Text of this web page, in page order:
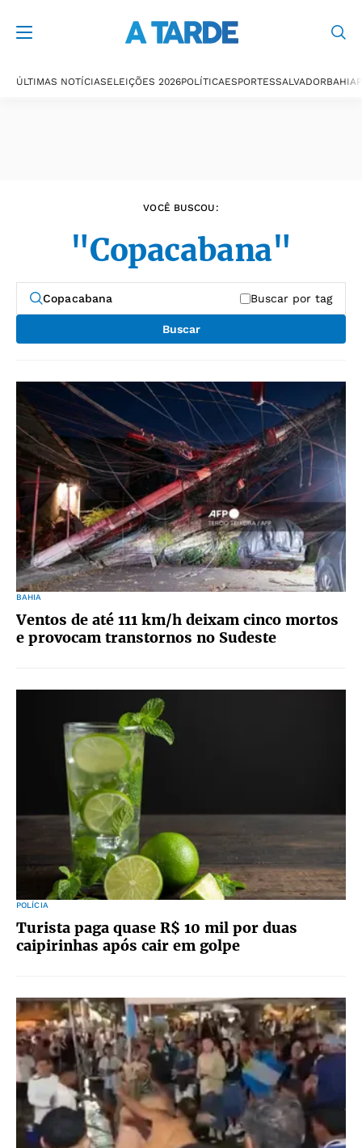
ÚLTIMAS NOTÍCIASELEIÇÕES 2026POLÍTICAESPORTESSALVADORBAHIA
VOCÊ BUSCOU:
"Copacabana"
Buscar por tag
Buscar
BAHIA
Ventos de até 111 km/h deixam cinco mortos
e provocam transtornos no Sudeste
POLÍCIA
Turista paga quase R$ 10 mil por duas
caipirinhas após cair em golpe